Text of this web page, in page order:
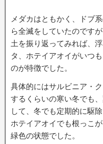
メダカはともかく、ドブ
ら全滅をしていたのです
土を振り返ってみれば、
タ、ホテイアオイがいつ
のが特徴でした。
具体的にはサルビニア・
するくらいの寒い冬でも
して、冬でも定期的に駆
ホテイアオイでも根っこ
緑色の状態でした。